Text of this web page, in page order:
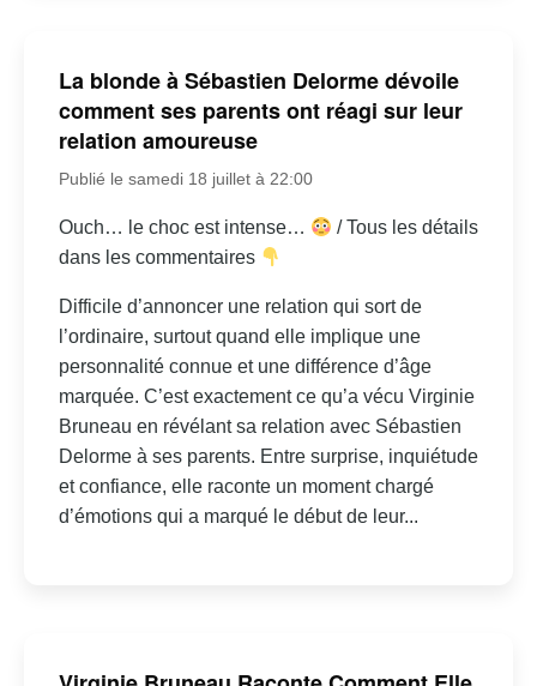
La blonde à Sébastien Delorme dévoile
comment ses parents ont réagi sur leur
relation amoureuse
Publié le samedi 18 juillet à 22:00
Ouch… le choc est intense…
/ Tous les détails
dans les commentaires
Difficile d’annoncer une relation qui sort de
l’ordinaire, surtout quand elle implique une
personnalité connue et une différence d’âge
marquée. C’est exactement ce qu’a vécu Virginie
Bruneau en révélant sa relation avec Sébastien
Delorme à ses parents. Entre surprise, inquiétude
et confiance, elle raconte un moment chargé
d’émotions qui a marqué le début de leur...